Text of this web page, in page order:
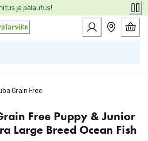
ja palautus!
Grain Free Puppy & Junior Large & Extra
Free Puppy & Junior
Large Breed Ocean Fish